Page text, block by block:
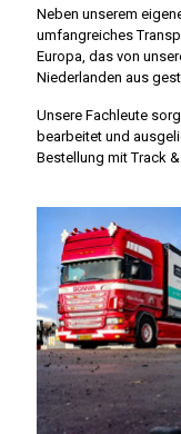
Neben unserem
umfangreiches
Europa, das von
Niederlanden aus
Unsere Fachleute
bearbeitet und
Bestellung mit Track